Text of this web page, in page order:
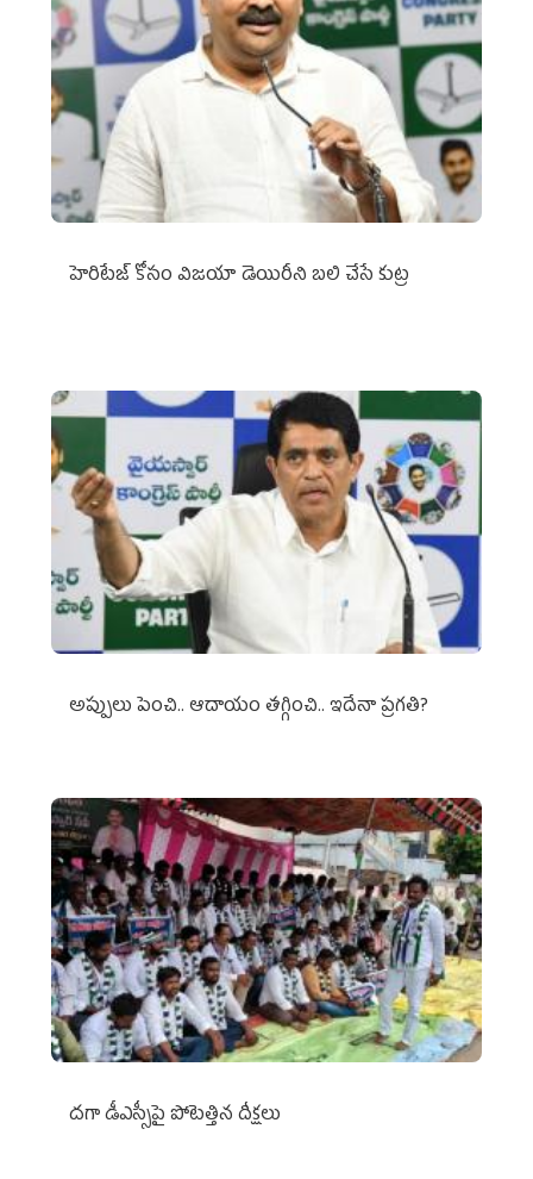
హెరిటేజ్ కోసం విజయా డెయిరీని బలి చేసే కుట్ర‌
అప్పులు పెంచి.. ఆదాయం తగ్గించి.. ఇదేనా ప్రగతి?
దగా డీఎస్సీపై పోటెత్తిన దీక్షలు